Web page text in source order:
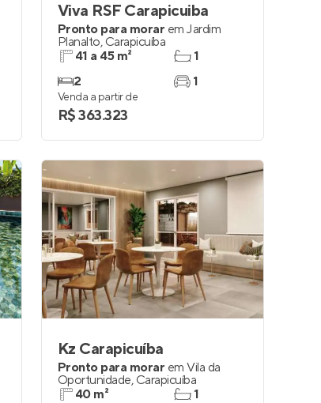
Viva RSF Carapicuiba
Pronto para morar em Jardim
Planalto, Carapicuíba
41 a 45 m²
2
1
1
Venda a partir de
R$ 363.323
Kz Carapicuíba
Pronto para morar em Vila da
Oportunidade, Carapicuíba
40 m²
1